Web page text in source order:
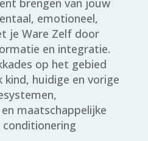
emotioneel,
je Ware Zelf door
en integratie.
op het gebied
kind, huidige en vorige
maatschappelijke
conditionering